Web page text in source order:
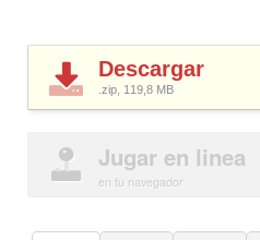
Descargar
.zip, 119,8 MB
Jugar en linea
en tu navegador